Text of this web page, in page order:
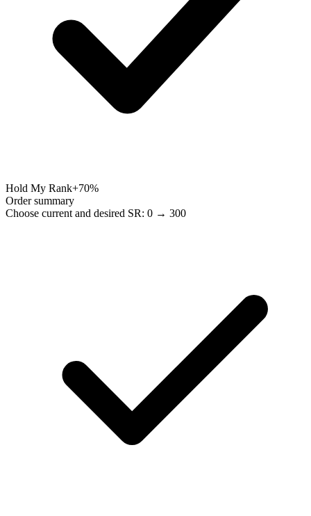
Hold My Rank+70%
Order summary
Choose current and desired SR: 0 → 300